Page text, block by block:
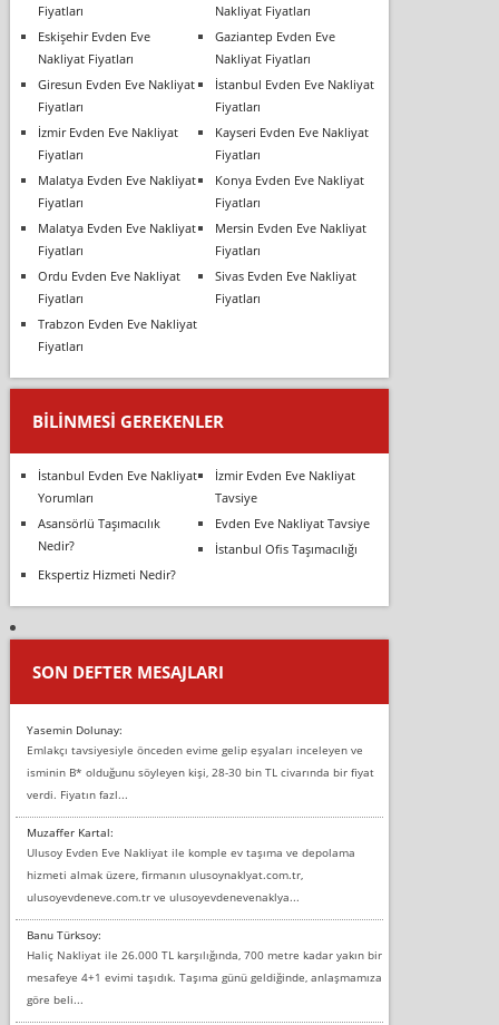
Fiyatları
Nakliyat Fiyatları
Eskişehir Evden Eve
Nakliyat Fiyatları
Gaziantep Evden Eve
Nakliyat Fiyatları
Giresun Evden Eve Nakliyat
Fiyatları
İstanbul Evden Eve Nakliyat
Fiyatları
İzmir Evden Eve Nakliyat
Fiyatları
Kayseri Evden Eve Nakliyat
Fiyatları
Malatya Evden Eve Nakliyat
Fiyatları
Konya Evden Eve Nakliyat
Fiyatları
Malatya Evden Eve Nakliyat
Fiyatları
Mersin Evden Eve Nakliyat
Fiyatları
Ordu Evden Eve Nakliyat
Fiyatları
Sivas Evden Eve Nakliyat
Fiyatları
Trabzon Evden Eve Nakliyat
Fiyatları
BILINMESI GEREKENLER
İstanbul Evden Eve Nakliyat
Yorumları
İzmir Evden Eve Nakliyat
Tavsiye
Asansörlü Taşımacılık
Nedir?
Evden Eve Nakliyat Tavsiye
İstanbul Ofis Taşımacılığı
Ekspertiz Hizmeti Nedir?
SON DEFTER MESAJLARI
Yasemin Dolunay:
Emlakçı tavsiyesiyle önceden evime gelip eşyaları inceleyen ve
isminin B* olduğunu söyleyen kişi, 28-30 bin TL civarında bir fiyat
verdi. Fiyatın fazl...
Muzaffer Kartal:
Ulusoy Evden Eve Nakliyat ile komple ev taşıma ve depolama
hizmeti almak üzere, firmanın ulusoynaklyat.com.tr,
ulusoyevdeneve.com.tr ve ulusoyevdenevenaklya...
Banu Türksoy:
Haliç Nakliyat ile 26.000 TL karşılığında, 700 metre kadar yakın bir
mesafeye 4+1 evimi taşıdık. Taşıma günü geldiğinde, anlaşmamıza
göre beli...